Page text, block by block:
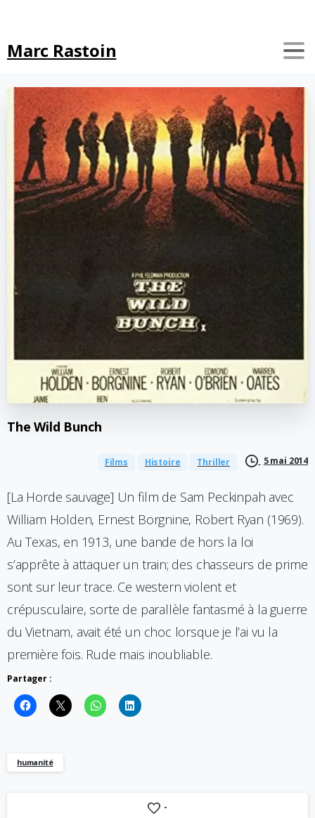
Marc Rastoin
The Wild Bunch
Films Histoire Thriller 5 mai 2014
[La Horde sauvage] Un film de Sam Peckinpah avec
William Holden, Ernest Borgnine, Robert Ryan (1969).
Au Texas, en 1913, une bande de hors la loi
s’apprête à attaquer un train; des chasseurs de prime
sont sur leur trace. Ce western violent et
crépusculaire, sorte de parallèle fantasmé à la guerre
du Vietnam, avait été un choc lorsque je l’ai vu la
première fois. Rude mais inoubliable.
Partager :
humanité
-